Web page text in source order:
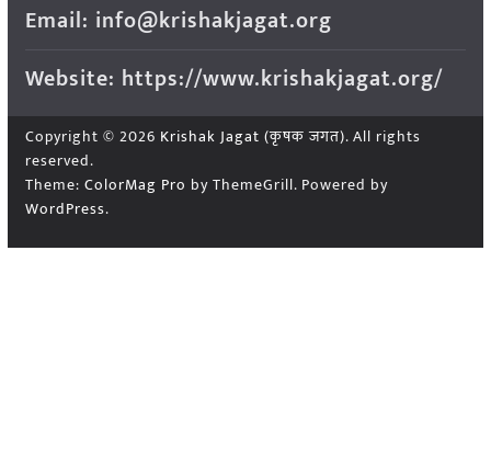
Email: info@krishakjagat.org
Website: https://www.krishakjagat.org/
Copyright © 2026 Krishak Jagat (कृषक जगत). All rights
reserved.
Theme: ColorMag Pro by ThemeGrill. Powered by
WordPress.